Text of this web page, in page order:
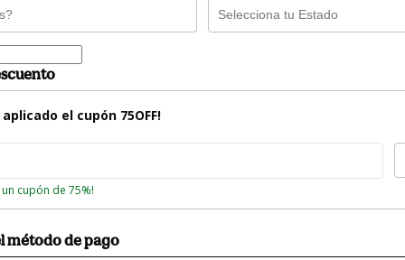
aplicado el cupón 75OFF!
cupón de 75%!
método de pago